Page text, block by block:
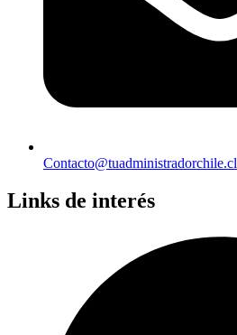
Contacto@tuadministradorchile.cl
Links de interés